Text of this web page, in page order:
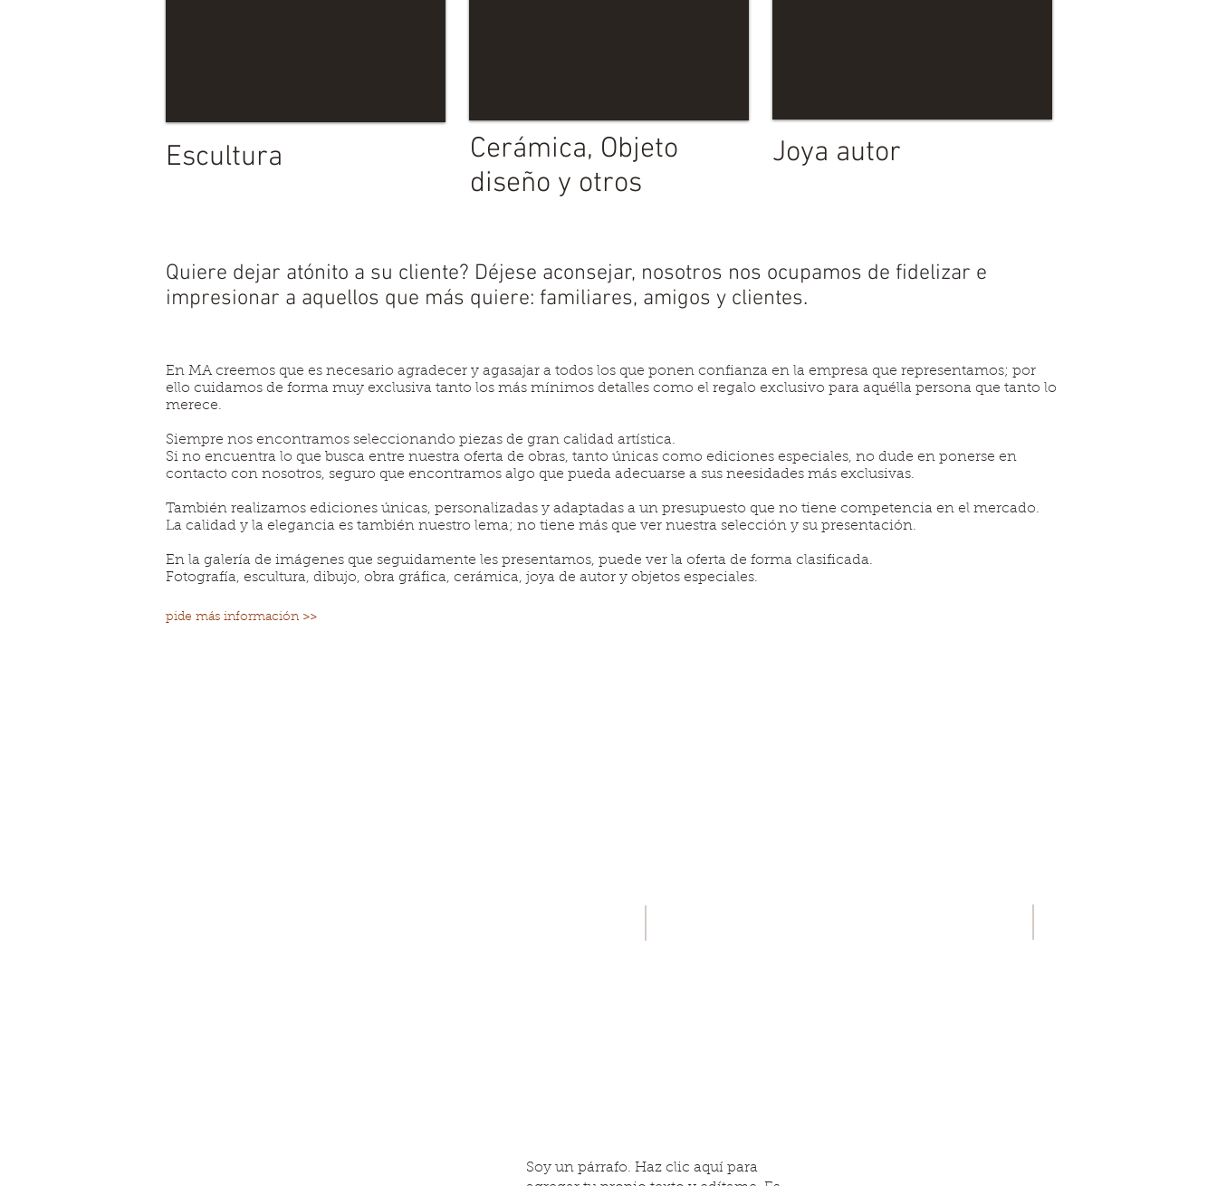
Escultura
Cerámica, Objeto
diseño y otros
Joya autor
Quiere dejar atónito a su cliente? Déjese aconsejar, nosotros nos ocupamos de fidelizar e
impresionar a aquellos que más quiere: familiares, amigos y clientes.
En MA creemos que es necesario agradecer y agasajar a todos los que ponen confianza en la empresa que representamos; por
ello cuidamos de forma muy exclusiva tanto los más mínimos detalles como el regalo exclusivo para aquélla persona que tanto lo
merece.
Siempre nos encontramos seleccionando piezas de gran calidad artística.
Si no encuentra lo que busca entre nuestra oferta de obras, tanto únicas como ediciones especiales, no dude en ponerse en
contacto con nosotros, seguro que encontramos algo que pueda adecuarse a sus neesidades más exclusivas.
También realizamos ediciones únicas, personalizadas y adaptadas a un presupuesto que no tiene competencia en el mercado.
La calidad y la elegancia es también nuestro lema; no tiene más que ver nuestra selección y su presentación.
En la galería de imágenes que seguidamente les presentamos, puede ver la oferta de forma clasificada.
Fotografía, escultura, dibujo, obra gráfica, cerámica, joya de autor y objetos especiales.
pide más información >>
Soy un párrafo. Haz clic aquí para